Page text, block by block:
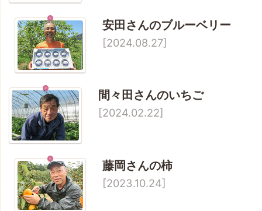
安田さんのブルーベリー
[2024.08.27]
間々田さんのいちご
[2024.02.22]
藤岡さんの柿
[2023.10.24]